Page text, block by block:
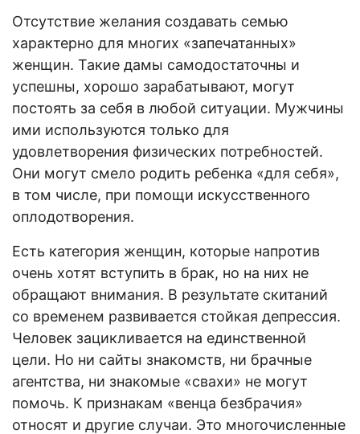
Отсутствие желания создавать семью
характерно для многих «запечатанных»
женщин. Такие дамы самодостаточны и
успешны, хорошо зарабатывают, могут
постоять за себя в любой ситуации. Мужчины
ими используются только для
удовлетворения физических потребностей.
Они могут смело родить ребенка «для себя»,
в том числе, при помощи искусственного
оплодотворения.
Есть категория женщин, которые напротив
очень хотят вступить в брак, но на них не
обращают внимания. В результате скитаний
со временем развивается стойкая депрессия.
Человек зацикливается на единственной
цели. Но ни сайты знакомств, ни брачные
агентства, ни знакомые «свахи» не могут
помочь. К признакам «венца безбрачия»
относят и другие случаи. Это многочисленные